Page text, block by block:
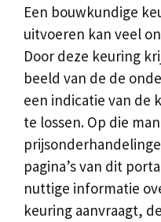
Een bouwkundige
uitvoeren kan veel
Door deze keuring
beeld van de de
een indicatie van de
te lossen. Op die
pagina’s van dit
nuttige informatie
keuring aanvraagt,